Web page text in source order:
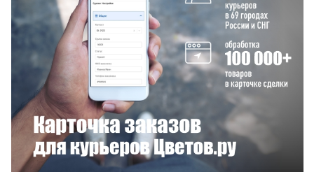
Смотреть проект